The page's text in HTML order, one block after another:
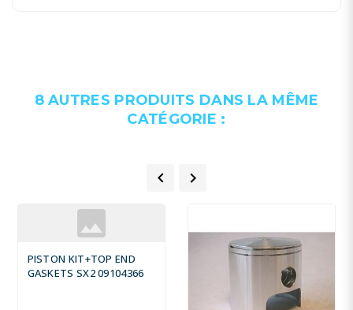
8 AUTRES PRODUITS DANS LA MÊME
CATÉGORIE :
 
PISTON KIT+TOP END
GASKETS SX2 09104366